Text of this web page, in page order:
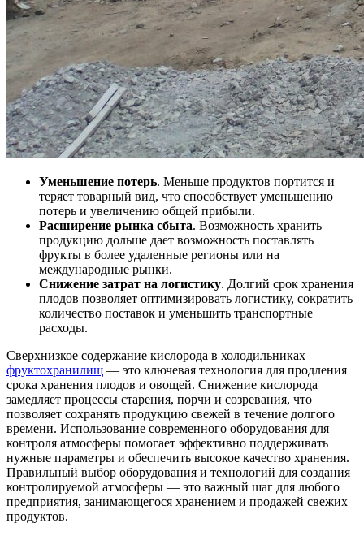
Уменьшение потерь. Меньше продуктов портится и
теряет товарный вид, что способствует уменьшению
потерь и увеличению общей прибыли.
Расширение рынка сбыта. Возможность хранить
продукцию дольше дает возможность поставлять
фрукты в более удаленные регионы или на
международные рынки.
Снижение затрат на логистику. Долгий срок хранения
плодов позволяет оптимизировать логистику, сократить
количество поставок и уменьшить транспортные
расходы.
Сверхнизкое содержание кислорода в холодильниках
фруктохранилищ — это ключевая технология для продления
срока хранения плодов и овощей. Снижение кислорода
замедляет процессы старения, порчи и созревания, что
позволяет сохранять продукцию свежей в течение долгого
времени. Использование современного оборудования для
контроля атмосферы помогает эффективно поддерживать
нужные параметры и обеспечить высокое качество хранения.
Правильный выбор оборудования и технологий для создания
контролируемой атмосферы — это важный шаг для любого
предприятия, занимающегося хранением и продажей свежих
продуктов.